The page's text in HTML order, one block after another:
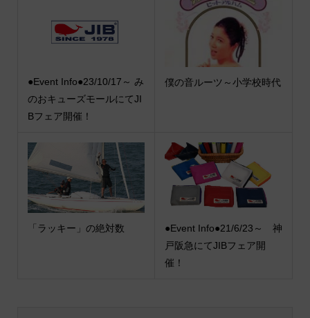
●Event Info●23/10/17～ み
のおキューズモールにてJI
Bフェア開催！
僕の音ルーツ～小学校時代
「ラッキー」の絶対数
●Event Info●21/6/23～ 神
戸阪急にてJIBフェア開
催！